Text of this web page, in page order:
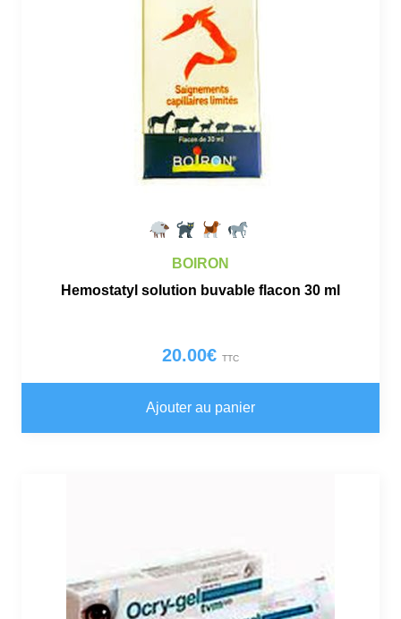
BOIRON
Hemostatyl solution buvable flacon 30 ml
20.00€ TTC
Ajouter au panier